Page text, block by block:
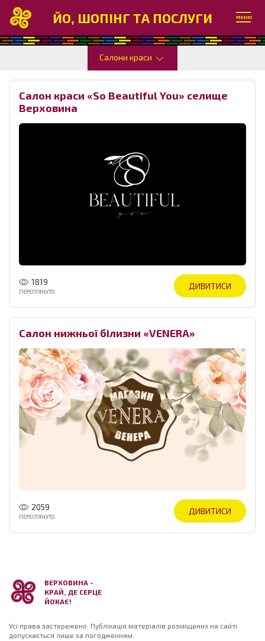
ЙО, ШОПІНГ ТА ПОСЛУГИ МЕНЮ
Салони краси
Салон краси «So Beautiful You» селище
Верховина
1819
ПЕРЕГЛЯНУТО
ДИВИТИСИ
Салон нижньої білизни «VENERA»
2059
ПЕРЕГЛЯНУТО
ДИВИТИСИ
ВЕРХОВИНА -
КРАЙ, ДЕ СЕРЦЕ
ЙОКАЄ!
Усі права застережено. Публікація матеріалів розміщених на сайті
допускається лише за погодженням.